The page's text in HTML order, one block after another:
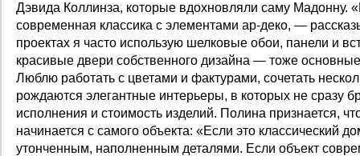
Дэвида Коллинза, которые вдохновляли саму Мадонну.
современная классика с элементами ар-деко, —
проектах я часто использую шелковые обои, панели и
красивые двери собственного дизайна — тоже
Люблю работать с цветами и фактурами, сочетать
рождаются элегантные интерьеры, в которых не сразу
исполнения и стоимость изделий. Полина признается,
начинается с самого объекта: «Если это классический
утонченным, наполненным деталями. Если объект